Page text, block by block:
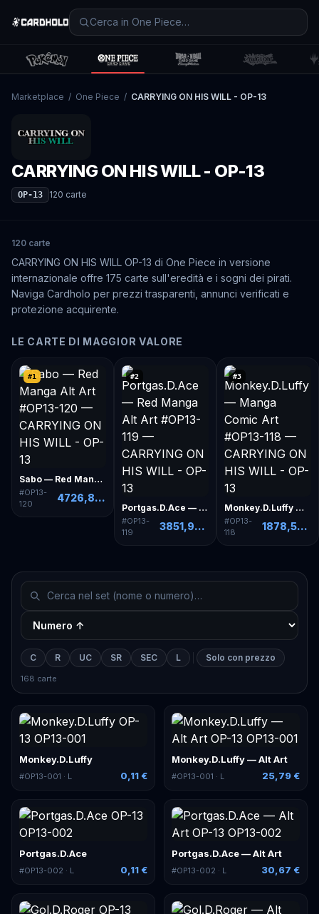
Marketplace / One Piece / CARRYING ON HIS WILL - OP-13
CARRYING ON HIS WILL - OP-13
OP-13 120 carte
120 carte
CARRYING ON HIS WILL OP-13 di One Piece in versione
internazionale offre 175 carte sull'eredità e i sogni dei pirati.
Naviga Cardholo per prezzi trasparenti, annunci verificati e
protezione acquirente.
LE CARTE DI MAGGIOR VALORE
#1
Sabo — Red Manga Alt Art
#OP13-
120
4726,89 €
#2
Portgas.D.Ace — Red Manga Alt Art
#OP13-
119
3851,92 €
#3
Monkey.D.Luffy — Manga Comic Art
#OP13-
118
1878,59 €
C R UC SR SEC L Solo con prezzo
168 carte
Monkey.D.Luffy
#OP13-001 · L 0,11 €
Monkey.D.Luffy — Alt Art
#OP13-001 · L 25,79 €
Portgas.D.Ace
#OP13-002 · L 0,11 €
Portgas.D.Ace — Alt Art
#OP13-002 · L 30,67 €